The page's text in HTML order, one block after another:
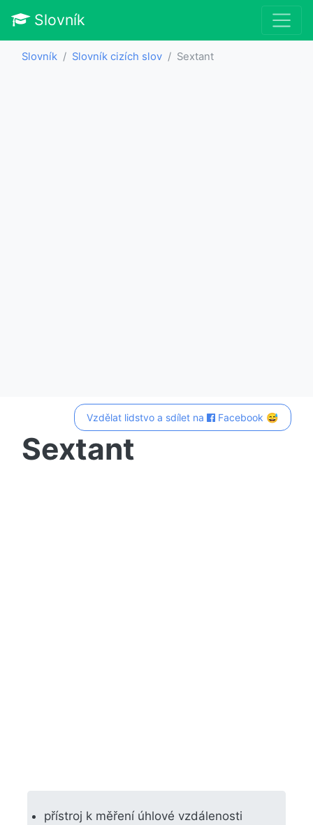
Slovník
Slovník Slovník cizích slov Sextant
Vzdělat lidstvo a sdílet na Facebook 😅
Sextant
přístroj k měření úhlové vzdálenosti